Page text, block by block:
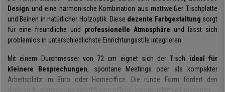
Design und eine harmonische Kombination aus mattweißer Tischplatte
und Beinen in natürlicher Holzoptik. Diese dezente Farbgestaltung sorgt
für eine freundliche und professionelle Atmosphäre und lässt sich
problemlos in unterschiedlichste Einrichtungsstile integrieren.
Mit einem Durchmesser von 72 cm eignet sich der Tisch ideal für
kleinere Besprechungen, spontane Meetings oder als kompakter
Arbeitsplatz im Büro oder Homeoffice. Die runde Form fördert den
direkten Austausch und schafft eine offene, kommunikative Umgebung.